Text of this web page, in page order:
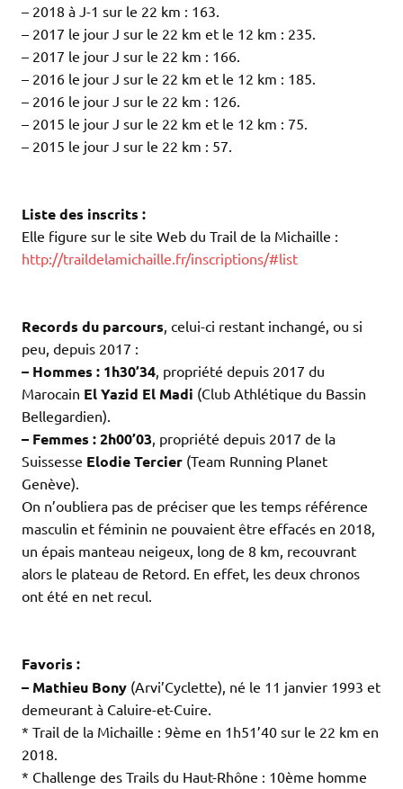
– 2018 à J-1 sur le 22 km : 163.
– 2017 le jour J sur le 22 km et le 12 km : 235.
– 2017 le jour J sur le 22 km : 166.
– 2016 le jour J sur le 22 km et le 12 km : 185.
– 2016 le jour J sur le 22 km : 126.
– 2015 le jour J sur le 22 km et le 12 km : 75.
– 2015 le jour J sur le 22 km : 57.
Liste des inscrits :
Elle figure sur le site Web du Trail de la Michaille :
http://traildelamichaille.fr/inscriptions/#list
Records du parcours, celui-ci restant inchangé, ou si
peu, depuis 2017 :
– Hommes : 1h30’34, propriété depuis 2017 du
Marocain El Yazid El Madi (Club Athlétique du Bassin
Bellegardien).
– Femmes : 2h00’03, propriété depuis 2017 de la
Suissesse Elodie Tercier (Team Running Planet
Genève).
On n’oubliera pas de préciser que les temps référence
masculin et féminin ne pouvaient être effacés en 2018,
un épais manteau neigeux, long de 8 km, recouvrant
alors le plateau de Retord. En effet, les deux chronos
ont été en net recul.
Favoris :
– Mathieu Bony (Arvi’Cyclette), né le 11 janvier 1993 et
demeurant à Caluire-et-Cuire.
* Trail de la Michaille : 9ème en 1h51’40 sur le 22 km en
2018.
* Challenge des Trails du Haut-Rhône : 10ème homme